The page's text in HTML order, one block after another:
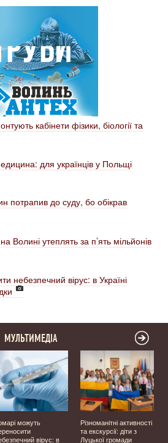
кабінети фізики, біології та
для українців у Польщі
потрапив до суду, бо обікрав
Волині утеплять за п’ять мільйонів
небезпечний вірус: в Україні
МУЛЬТИМЕДІА
можуть
вірус: в
Різноманітні активності
та екскурсії: діти з
Луцької громади